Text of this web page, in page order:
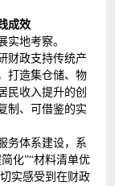
成效
实地考察。
财政支持传统产
打造集仓储、物
民收入提升的创
制、可借鉴的实
务体系建设，系
化”“材料清单优
实感受到在财政